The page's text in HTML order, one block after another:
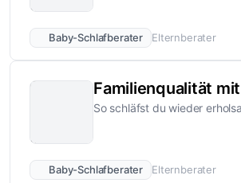
Baby-Schlafberater Elternberater
Familienqualität
So schläfst du wieder
Baby-Schlafberater Elternberater